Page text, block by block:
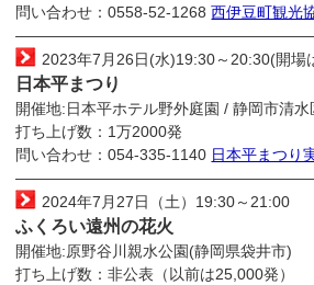
問い合わせ：0558-52-1268西伊豆町観光
2023年7月26日(水)19:30～20:30(開場
日本平まつり
開催地:日本平ホテル野外庭園 / 静岡市清水
打ち上げ数：1万2000発
問い合わせ：054-335-1140 日本平まつり
2024年7月27日（土）19:30～21:00
ふくろい遠州の花火
開催地:原野谷川親水公園(静岡県袋井市)
打ち上げ数：非公表（以前は25,000発）